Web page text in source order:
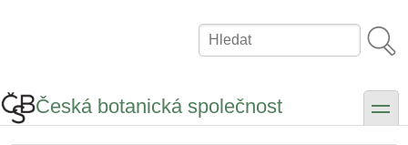
Hledat
Česká botanická společnost toggle